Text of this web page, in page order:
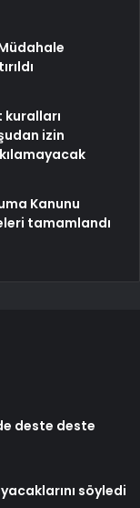
izin
Kanunu
tamamlandı
deste deste
söyledi